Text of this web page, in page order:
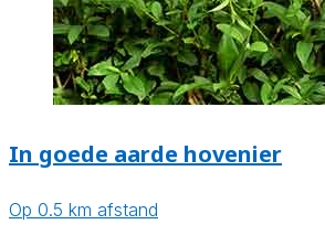
In goede aarde hovenier
Op 0.5 km afstand